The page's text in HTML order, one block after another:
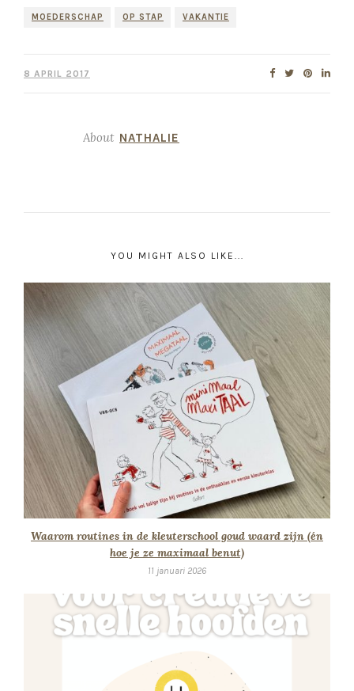
MOEDERSCHAP OP STAP VAKANTIE
8 APRIL 2017
About NATHALIE
YOU MIGHT ALSO LIKE...
Waarom routines in de kleuterschool goud waard zijn (én
hoe je ze maximaal benut)
11 januari 2026